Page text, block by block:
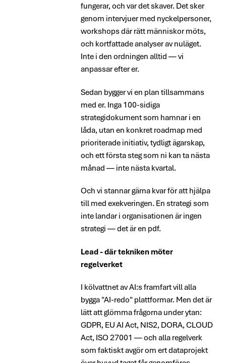
fungerar, och var det skaver. Det sker
genom intervjuer med nyckelpersoner,
workshops där rätt människor möts,
och kortfattade analyser av nuläget.
Inte i den ordningen alltid — vi
anpassar efter er.
Sedan bygger vi en plan tillsammans
med er. Inga 100-sidiga
strategidokument som hamnar i en
låda, utan en konkret roadmap med
prioriterade initiativ, tydligt ägarskap,
och ett första steg som ni kan ta nästa
månad — inte nästa kvartal.
Och vi stannar gärna kvar för att hjälpa
till med exekveringen. En strategi som
inte landar i organisationen är ingen
strategi — det är en pdf.
Lead - där tekniken möter
regelverket
I kölvattnet av AI:s framfart vill alla
bygga "AI-redo" plattformar. Men det är
lätt att glömma frågorna under ytan:
GDPR, EU AI Act, NIS2, DORA, CLOUD
Act, ISO 27001 — och alla regelverk
som faktiskt avgör om ert dataprojekt